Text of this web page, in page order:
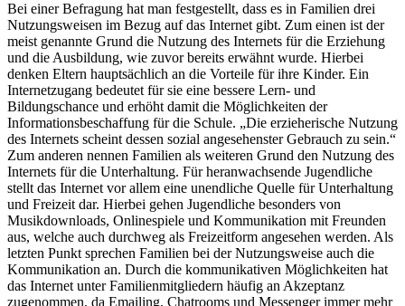
Bei einer Befragung hat man festgestellt, dass es in Familien drei
Nutzungsweisen im Bezug auf das Internet gibt. Zum einen ist der
meist genannte Grund die Nutzung des Internets für die Erziehung
und die Ausbildung, wie zuvor bereits erwähnt wurde. Hierbei
denken Eltern hauptsächlich an die Vorteile für ihre Kinder. Ein
Internetzugang bedeutet für sie eine bessere Lern- und
Bildungschance und erhöht damit die Möglichkeiten der
Informationsbeschaffung für die Schule. „Die erzieherische Nutzung
des Internets scheint dessen sozial angesehenster Gebrauch zu sein.“
Zum anderen nennen Familien als weiteren Grund den Nutzung des
Internets für die Unterhaltung. Für heranwachsende Jugendliche
stellt das Internet vor allem eine unendliche Quelle für Unterhaltung
und Freizeit dar. Hierbei gehen Jugendliche besonders von
Musikdownloads, Onlinespiele und Kommunikation mit Freunden
aus, welche auch durchweg als Freizeitform angesehen werden. Als
letzten Punkt sprechen Familien bei der Nutzungsweise auch die
Kommunikation an. Durch die kommunikativen Möglichkeiten hat
das Internet unter Familienmitgliedern häufig an Akzeptanz
zugenommen, da Emailing, Chatrooms und Messenger immer mehr